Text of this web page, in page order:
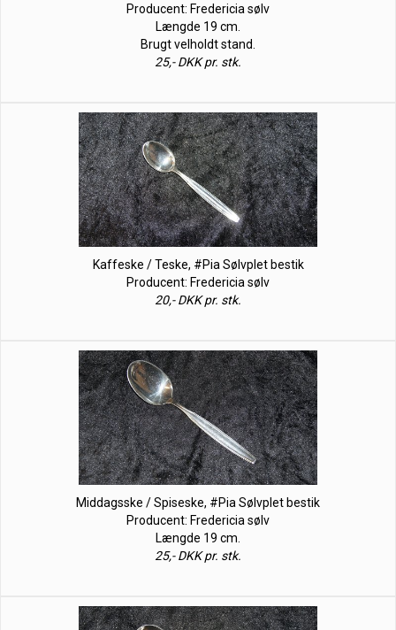
Producent: Fredericia sølv
Længde 19 cm.
Brugt velholdt stand.
25,- DKK pr. stk.
Kaffeske / Teske, #Pia Sølvplet bestik
Producent: Fredericia sølv
20,- DKK pr. stk.
Middagsske / Spiseske, #Pia Sølvplet bestik
Producent: Fredericia sølv
Længde 19 cm.
25,- DKK pr. stk.